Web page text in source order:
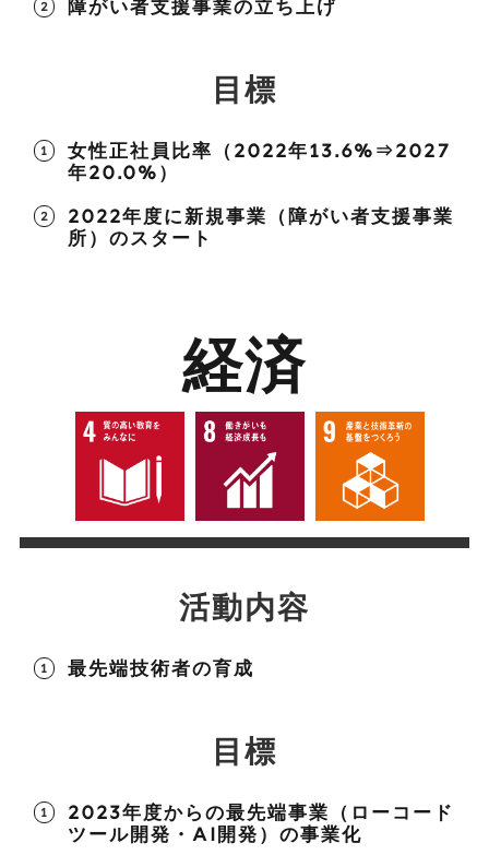
障がい者支援事業の立ち上げ
目標
女性正社員比率（2022年13.6%⇒2027
年20.0%）
2022年度に新規事業（障がい者支援事業
所）のスタート
経済
活動内容
最先端技術者の育成
目標
2023年度からの最先端事業（ローコード
ツール開発・AI開発）の事業化